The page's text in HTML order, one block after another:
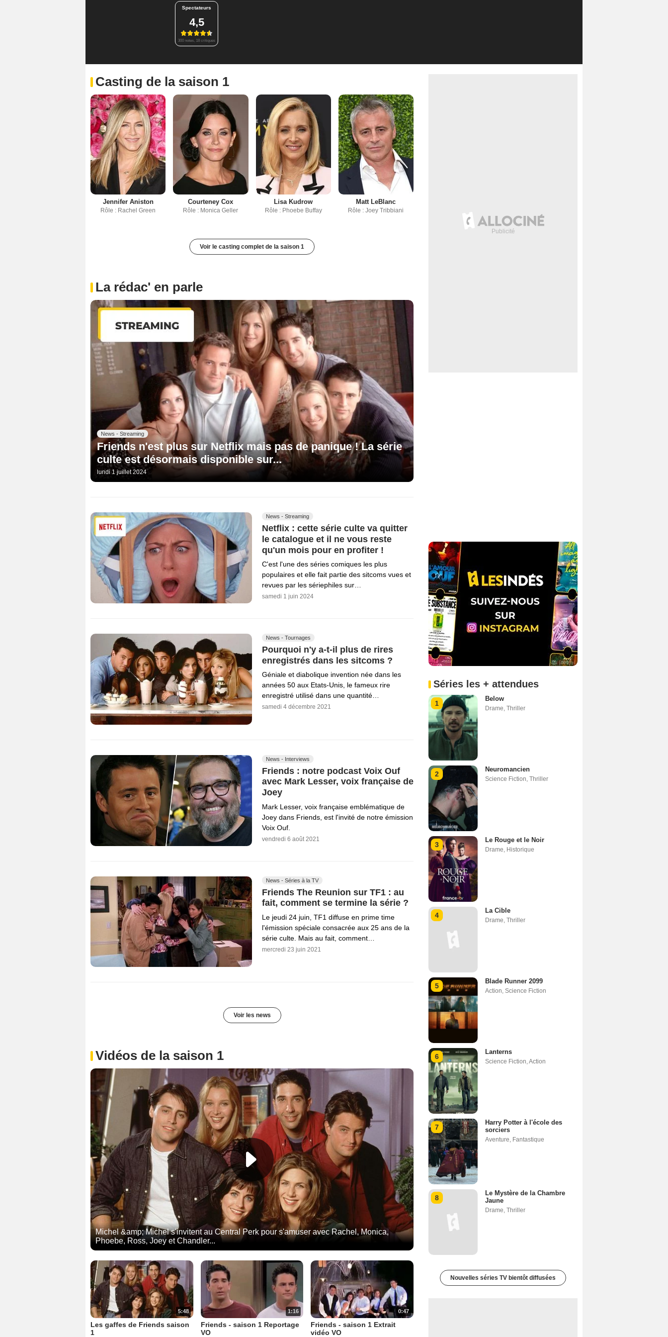
Spectateurs
4,5
300 notes, 18 critiques
Casting de la saison 1
Jennifer Aniston
Rôle : Rachel Green
Courteney Cox
Rôle : Monica Geller
Lisa Kudrow
Rôle : Phoebe Buffay
Matt LeBlanc
Rôle : Joey Tribbiani
Voir le casting complet de la saison 1
La rédac' en parle
News - Streaming
Friends n'est plus sur Netflix mais pas de panique ! La série
culte est désormais disponible sur...
lundi 1 juillet 2024
News - Streaming
Netflix : cette série culte va quitter
le catalogue et il ne vous reste
qu'un mois pour en profiter !
C'est l'une des séries comiques les plus
populaires et elle fait partie des sitcoms vues et
revues par les sériephiles sur…
samedi 1 juin 2024
News - Tournages
Pourquoi n'y a-t-il plus de rires
enregistrés dans les sitcoms ?
Géniale et diabolique invention née dans les
années 50 aux Etats-Unis, le fameux rire
enregistré utilisé dans une quantité…
samedi 4 décembre 2021
News - Interviews
Friends : notre podcast Voix Ouf
avec Mark Lesser, voix française de
Joey
Mark Lesser, voix française emblématique de
Joey dans Friends, est l'invité de notre émission
Voix Ouf.
vendredi 6 août 2021
News - Séries à la TV
Friends The Reunion sur TF1 : au
fait, comment se termine la série ?
Le jeudi 24 juin, TF1 diffuse en prime time
l'émission spéciale consacrée aux 25 ans de la
série culte. Mais au fait, comment…
mercredi 23 juin 2021
Voir les news
Vidéos de la saison 1
Michel &amp; Michel s'invitent au Central Perk pour s'amuser avec Rachel, Monica,
Phoebe, Ross, Joey et Chandler...
5:48
Les gaffes de Friends saison
1
1:16
Friends - saison 1 Reportage
VO
0:47
Friends - saison 1 Extrait
vidéo VO
Séries les + attendues
1
Below
Drame Thriller
2
Neuromancien
Science Fiction Thriller
3
Le Rouge et le Noir
Drame Historique
4
La Cible
Drame Thriller
5
Blade Runner 2099
Action Science Fiction
6
Lanterns
Science Fiction Action
7
Harry Potter à l'école des
sorciers
Aventure Fantastique
8
Le Mystère de la Chambre
Jaune
Drame Thriller
Nouvelles séries TV bientôt diffusées